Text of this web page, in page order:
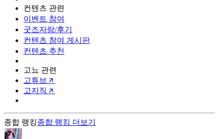
컨텐츠 관련
이벤트 참여
굿즈자랑/후기
컨텐츠 참여 게시판
컨텐츠 추천
고뇨 관련
고튜브
고지직
종합 랭킹종합 랭킹 더보기